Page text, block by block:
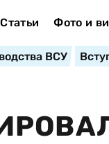
Статьи Фото и
ВСУ